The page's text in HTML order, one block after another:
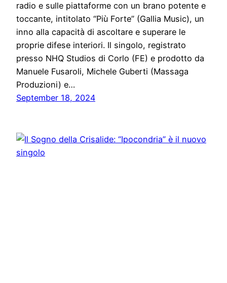
radio e sulle piattaforme con un brano potente e
toccante, intitolato “Più Forte” (Gallia Music), un
inno alla capacità di ascoltare e superare le
proprie difese interiori. Il singolo, registrato
presso NHQ Studios di Corlo (FE) e prodotto da
Manuele Fusaroli, Michele Guberti (Massaga
Produzioni) e…
September 18, 2024